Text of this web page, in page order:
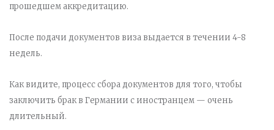
прошедшем аккредитацию.
После подачи документов виза выдается в течении 4-8
недель.
Как видите, процесс сбора документов для того, чтобы
заключить брак в Германии с иностранцем — очень
длительный.